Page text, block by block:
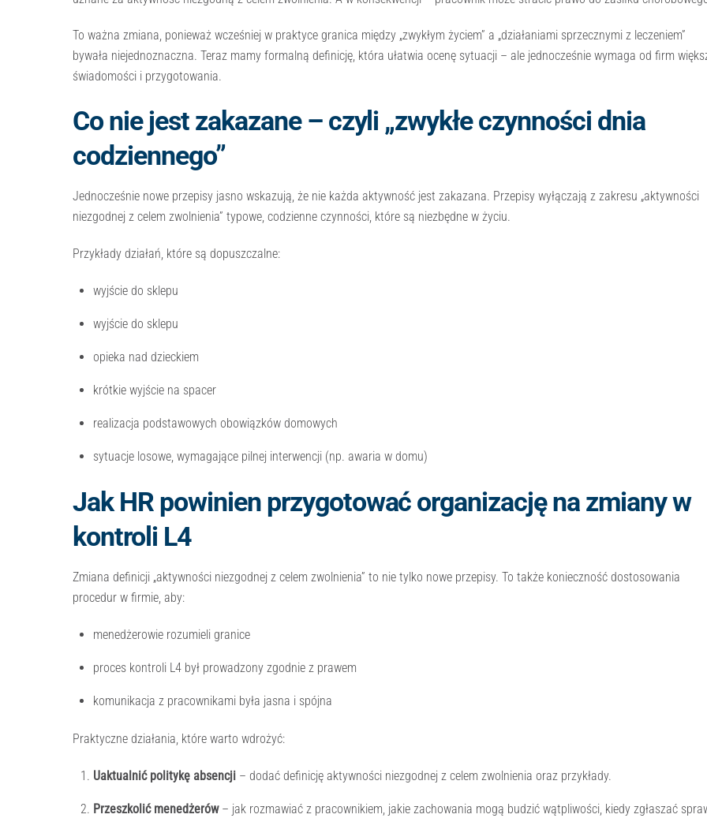
To ważna zmiana, ponieważ wcześniej w praktyce granica między „zwykłym życiem” a „działaniami sprzecznymi z leczeniem”
bywała niejednoznaczna. Teraz mamy formalną definicję, która ułatwia ocenę sytuacji – ale jednocześnie wymaga od firm
świadomości i przygotowania.
Co nie jest zakazane – czyli „zwykłe czynności dnia
codziennego”
Jednocześnie nowe przepisy jasno wskazują, że nie każda aktywność jest zakazana. Przepisy wyłączają z zakresu „aktywności
niezgodnej z celem zwolnienia” typowe, codzienne czynności, które są niezbędne w życiu.
Przykłady działań, które są dopuszczalne:
wyjście do sklepu
wyjście do sklepu
opieka nad dzieckiem
krótkie wyjście na spacer
realizacja podstawowych obowiązków domowych
sytuacje losowe, wymagające pilnej interwencji (np. awaria w domu)
Jak HR powinien przygotować organizację na zmiany w
kontroli L4
Zmiana definicji „aktywności niezgodnej z celem zwolnienia” to nie tylko nowe przepisy. To także konieczność dostosowania
procedur w firmie, aby:
menedżerowie rozumieli granice
proces kontroli L4 był prowadzony zgodnie z prawem
komunikacja z pracownikami była jasna i spójna
Praktyczne działania, które warto wdrożyć:
Uaktualnić politykę absencji– dodać definicję aktywności niezgodnej z celem zwolnienia oraz przykłady.
Przeszkolić menedżerów– jak rozmawiać z pracownikiem, jakie zachowania mogą budzić wątpliwości, kiedy zgłaszać